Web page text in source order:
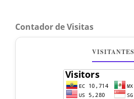
Contador de Visitas
VISITANTES